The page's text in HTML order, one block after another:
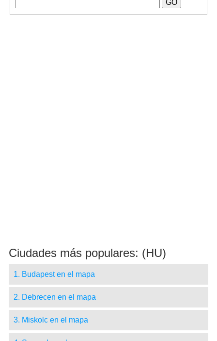
Ciudades más populares: (HU)
1. Budapest en el mapa
2. Debrecen en el mapa
3. Miskolc en el mapa